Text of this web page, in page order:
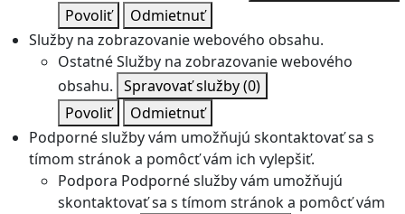
Povoliť
Odmietnuť
Služby na zobrazovanie webového obsahu.
OstatnéSlužby na zobrazovanie webového
obsahu. Spravovať služby(0)
Povoliť
Odmietnuť
Podporné služby vám umožňujú skontaktovať sa s
tímom stránok a pomôcť vám ich vylepšiť.
Podpora Podporné služby vám umožňujú
skontaktovať sa s tímom stránok a pomôcť vám